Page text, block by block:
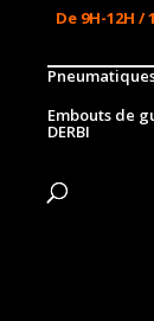
De 9H-12H /
Embouts de
DERBI